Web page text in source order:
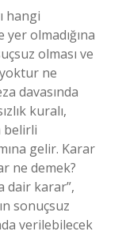
hangi
olmadığına
olması ve
ne
davasında
kuralı,
belirli
gelir. Karar
ne demek?
dair karar”,
sonuçsuz
verilebilecek